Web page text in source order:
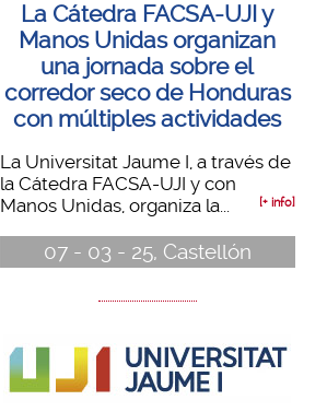
La Cátedra FACSA-UJI y
Manos Unidas organizan
una jornada sobre el
corredor seco de Honduras
con múltiples actividades
La Universitat Jaume I, a través de
la Cátedra FACSA-UJI y con
Manos Unidas, organiza la...
[+ info]
07 - 03 - 25, Castellón